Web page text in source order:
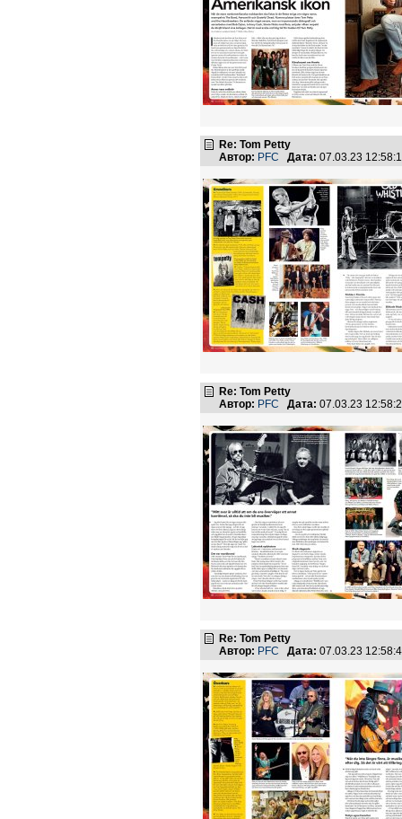
Re: Tom Petty
Автор: PFC Дата: 07.03.23
Re: Tom Petty
Автор: PFC Дата: 07.03.23
Re: Tom Petty
Автор: PFC Дата: 07.03.23